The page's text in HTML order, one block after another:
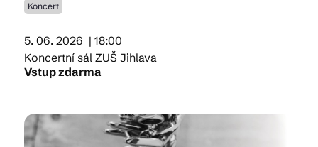
Tradiční akce
Články
Suvenýry
Koncert
5. 06. 2026 | 18:00
Koncertní sál ZUŠ Jihlava
Vstup zdarma